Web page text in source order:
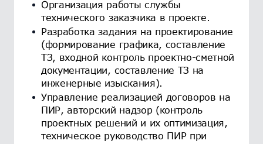
Организация работы службы
технического заказчика в проекте.
Разработка задания на проектирование
(формирование графика, составление
ТЗ, входной контроль проектно-сметной
документации, составление ТЗ на
инженерные изыскания).
Управление реализацией договоров на
ПИР, авторский надзор (контроль
проектных решений и их оптимизация,
техническое руководство ПИР при